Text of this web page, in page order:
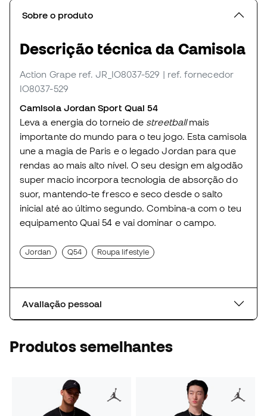
Sobre o produto
Descrição técnica da Camisola
Action Grape ref. JR_IO8037-529 | ref. fornecedor
IO8037-529
Camisola Jordan Sport Quai 54
Leva a energia do torneio de streetballmais
importante do mundo para o teu jogo. Esta camisola
une a magia de Paris e o legado Jordan para que
rendas ao mais alto nível. O seu design em algodão
super macio incorpora tecnologia de absorção do
suor, mantendo-te fresco e seco desde o salto
inicial até ao último segundo. Combina-a com o teu
equipamento Quai 54 e vai dominar o campo.
Jordan Q54 Roupa lifestyle
Avaliação pessoal
Produtos semelhantes